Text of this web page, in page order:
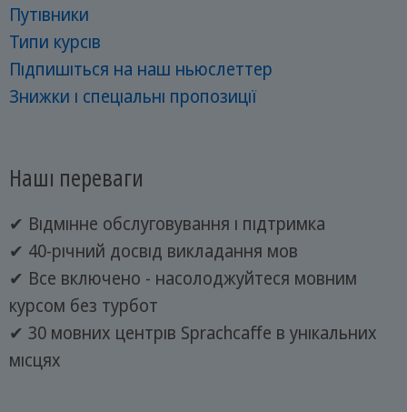
Путівники
Типи курсів
Підпишіться на наш ньюслеттер
Знижки і спеціальні пропозиції
Наші переваги
✔ Відмінне обслуговування і підтримка
✔ 40-річний досвід викладання мов
✔ Все включено - насолоджуйтеся мовним
курсом без турбот
✔ 30 мовних центрів Sprachcaffe в унікальних
місцях